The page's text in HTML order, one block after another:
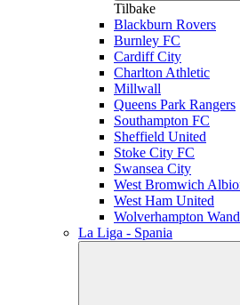
Tilbake
Blackburn Rovers
Burnley FC
Cardiff City
Charlton Athletic
Millwall
Queens Park Rangers
Southampton FC
Sheffield United
Stoke City FC
Swansea City
West Bromwich
West Ham United
Wolverhampton
La Liga - Spania